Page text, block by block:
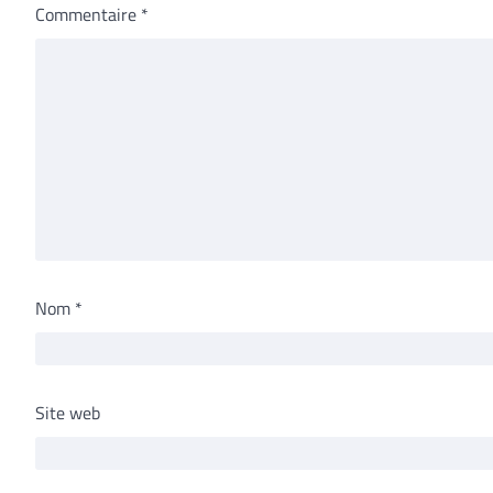
Commentaire *
Nom *
Site web